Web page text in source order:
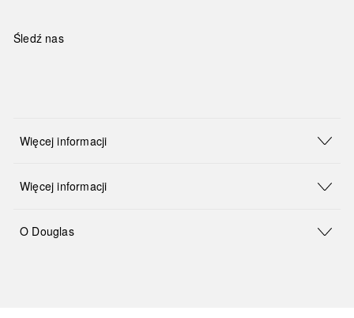
Śledź nas
Więcej informacji
Więcej informacji
O Douglas